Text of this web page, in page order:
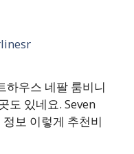
하우스 네팔 룸비니
도 있네요. Seven
보 이렇게 추천비